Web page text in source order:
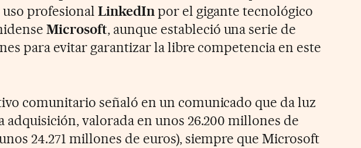
uso profesional LinkedInpor el gigante tecnológico
Microsoft, aunque estableció una serie de
para evitar garantizar la libre competencia en este
comunitario señaló en un comunicado que da luz
adquisición, valorada en unos 26.200 millones de
24.271 millones de euros), siempre que Microsoft